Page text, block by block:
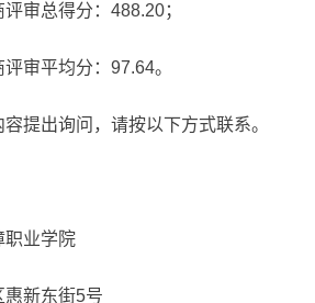
审总得分：488.20；
审平均分：97.64。
提出询问，请按以下方式联系。
职业学院
新东街5号